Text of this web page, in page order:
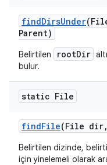
findDirsUnder
Parent)
Belirtilen rootDir
bulur.
static File
findFile(File dir,
Belirtilen dizinde,
için yinelemeli olarak